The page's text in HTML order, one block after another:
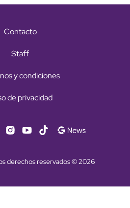
Contacto
Staff
y condiciones
de privacidad
derechos reservados © 2026